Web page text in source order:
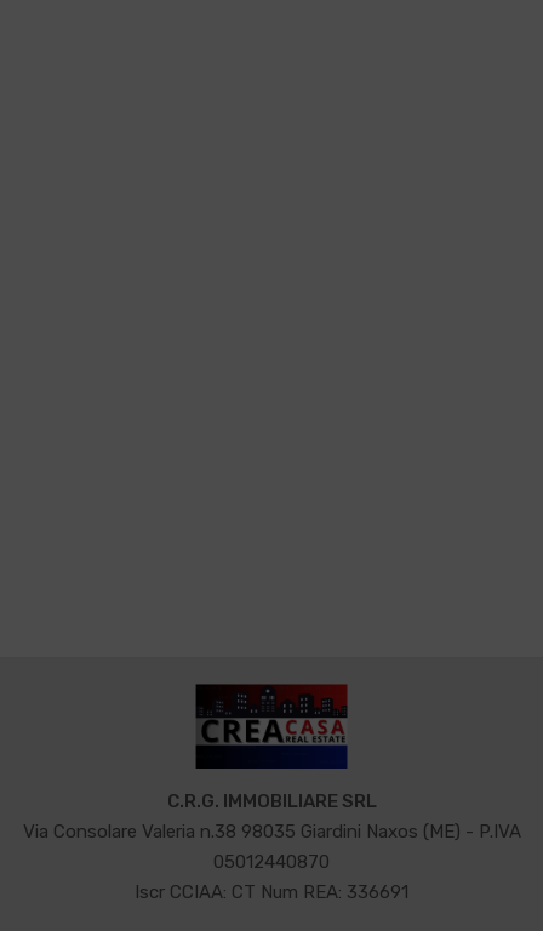
C.R.G. IMMOBILIARE SRL
Via Consolare Valeria n.38 98035 Giardini Naxos (ME) - P.IVA
05012440870
Iscr CCIAA: CT Num REA: 336691